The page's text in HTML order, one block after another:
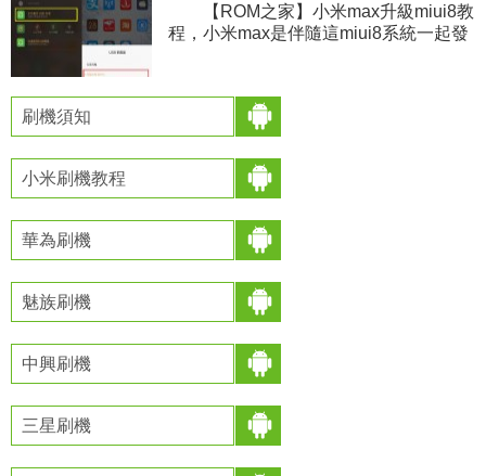
【ROM之家】小米max升級miui8教
程，小米max是伴隨這miui8系統一起發
發版
刷機須知
小米刷機教程
華為刷機
魅族刷機
中興刷機
三星刷機